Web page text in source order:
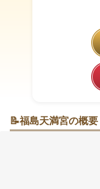
📝福島天満宮の概要